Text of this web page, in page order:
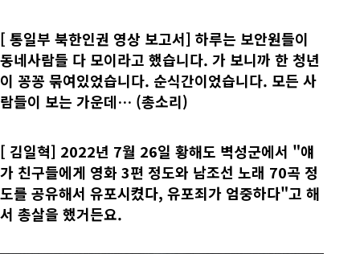
[ 통일부 북한인권 영상 보고서] 하루는 보안원들이
동네사람들 다 모이라고 했습니다. 가 보니까 한 청년
이 꽁꽁 묶여있었습니다. 순식간이었습니다. 모든 사
람들이 보는 가운데… (총소리)
[ 김일혁] 2022년 7월 26일 황해도 벽성군에서 "얘
가 친구들에게 영화 3편 정도와 남조선 노래 70곡 정
도를 공유해서 유포시켰다, 유포죄가 엄중하다"고 해
서 총살을 했거든요.